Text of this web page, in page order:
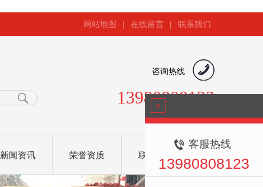
网站地图 | 在线留言 | 联系我们
咨询热线
13980808123
新闻资讯 荣誉资质 联系我们
x
客服热线
13980808123